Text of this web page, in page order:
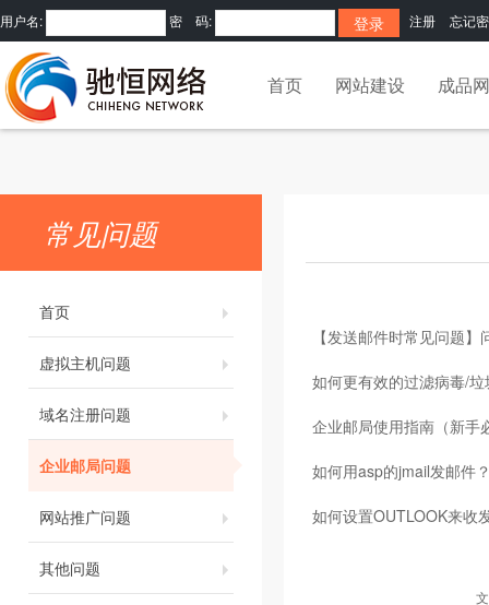
用户名: 密 码: 注册 忘记
首页 网站建设 成品
常见问题
首页
虚拟主机问题
域名注册问题
企业邮局问题
网站推广问题
其他问题
【发送邮件时常见问题
如何更有效的过滤病毒/
企业邮局使用指南（新手
如何用asp的jmail发邮件
如何设置OUTLOOK来收